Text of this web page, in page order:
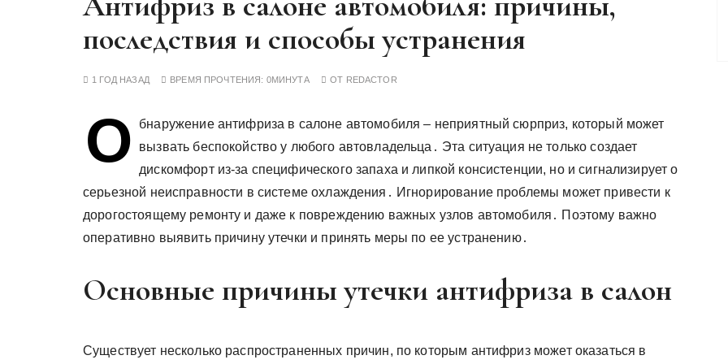
последствия и способы устранения
1 ГОД НАЗАД ВРЕМЯ ПРОЧТЕНИЯ: 0МИНУТА ОТ REDACTOR
О
бнаружение антифриза в салоне автомобиля – неприятный сюрприз, который может
вызвать беспокойство у любого автовладельца․ Эта ситуация не только создает
дискомфорт из-за специфического запаха и липкой консистенции, но и сигнализирует о
серьезной неисправности в системе охлаждения․ Игнорирование проблемы может привести к
дорогостоящему ремонту и даже к повреждению важных узлов автомобиля․ Поэтому важно
оперативно выявить причину утечки и принять меры по ее устранению․
Основные причины утечки антифриза в салон
Существует несколько распространенных причин, по которым антифриз может оказаться в